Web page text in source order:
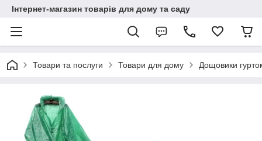
Інтернет-магазин товарів для дому та саду
Товари та послуги Товари для дому Дощовики